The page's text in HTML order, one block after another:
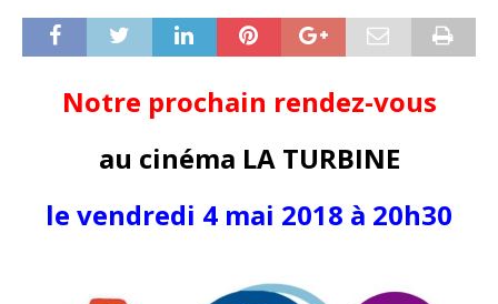
Notre prochain rendez-vous
au cinéma LA TURBINE
le vendredi 4 mai 2018 à 20h30